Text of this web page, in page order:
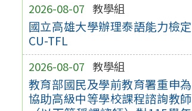
2026-08-07 教學組
國立高雄大學辦理泰語能力檢定
CU-TFL
2026-08-07 教學組
教育部國民及學前教育署重申為
協助高級中等學校課程諮詢教師